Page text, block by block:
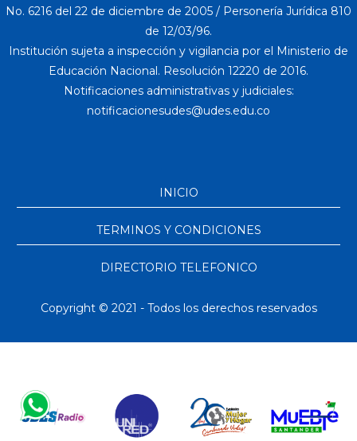
No. 6216 del 22 de diciembre de 2005 / Personería Jurídica 810
de 12/03/96.
Institución sujeta a inspección y vigilancia por el Ministerio de
Educación Nacional. Resolución 12220 de 2016.
Notificaciones administrativas y judiciales:
INICIO
TERMINOS Y CONDICIONES
DIRECTORIO TELEFONICO
Copyright © 2021 - Todos los derechos reservados